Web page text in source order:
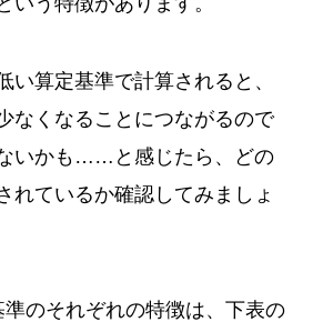
い算定基準で計算されると、
なくなることにつながるので
いかも……と感じたら、どの
れているか確認してみましょ
のそれぞれの特徴は、下表の